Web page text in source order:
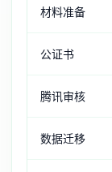
材料准备
公证书
腾讯审核
数据迁移